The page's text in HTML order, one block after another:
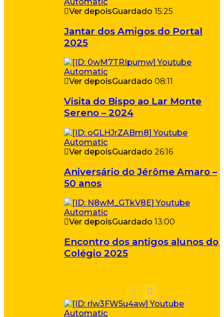
Ver depoisGuardado 15:25
Jantar dos Amigos do Portal
2025
Ver depoisGuardado 08:11
Visita do Bispo ao Lar Monte
Sereno – 2024
Ver depoisGuardado 26:16
Aniversário do Jérôme Amaro –
50 anos
Ver depoisGuardado 13:00
Encontro dos antigos alunos do
Colégio 2025